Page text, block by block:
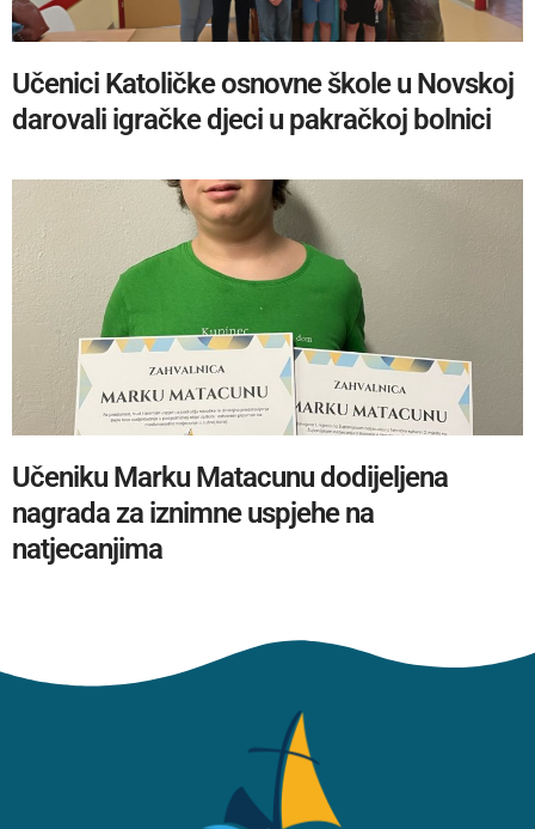
Učenici Katoličke osnovne škole u Novskoj
darovali igračke djeci u pakračkoj bolnici
Učeniku Marku Matacunu dodijeljena
nagrada za iznimne uspjehe na
natjecanjima